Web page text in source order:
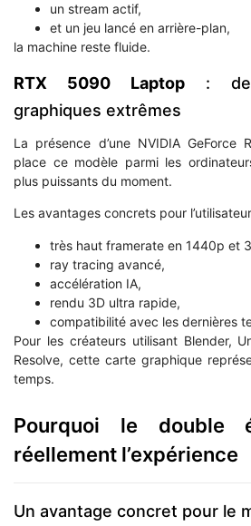
un stream actif,
et un jeu lancé en arrière-plan,
la machine reste fluide.
RTX 5090 Laptop : des
graphiques extrêmes
La présence d’une NVIDIA GeForce
place ce modèle parmi les
plus puissants du moment.
Les avantages concrets pour
très haut framerate en 1440p et
ray tracing avancé,
accélération IA,
rendu 3D ultra rapide,
compatibilité avec les dernières
Pour les créateurs utilisant Blender,
Resolve, cette carte graphique
temps.
Pourquoi le double
réellement l’expérience
Un avantage concret pour le